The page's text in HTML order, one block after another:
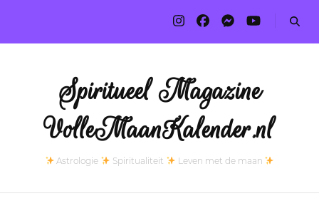
Spiritueel Magazine
VolleMaanKalender.nl
Astrologie Spiritualiteit Leven met de maan